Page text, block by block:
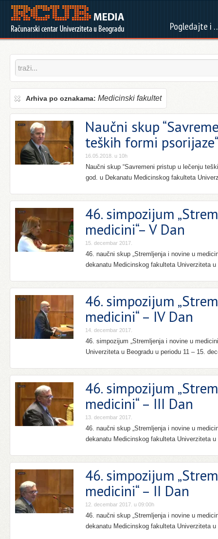
Pogledajte i
Arhiva po oznakama: Medicinski fakultet
Naučni skup
teških formi
16.05.2018. u 10h
Naučni skup “Savremeni pristup u lečenju
god. u Dekanatu Medicinskog fakulteta
46. simpozijum
medicini“– V Dan
15. decembar 2017.
46. naučni skup „Stremljenja i novine u
dekanatu Medicinskog fakulteta Univerziteta u
46. simpozijum
medicini“ – IV Dan
14. decembar 2017.
46. simpozijum „Stremljenja i novine u
Univerziteta u Beogradu u periodu 11 – 15.
46. simpozijum
medicini“ – III Dan
13. decembar 2017.
46. naučni skup „Stremljenja i novine u
dekanatu Medicinskog fakulteta Univerziteta u
46. simpozijum
medicini“ – II Dan
12. decembar 2017. u 09:00h
46. naučni skup „Stremljenja i novine u
dekanatu Medicinskog fakulteta Univerziteta u